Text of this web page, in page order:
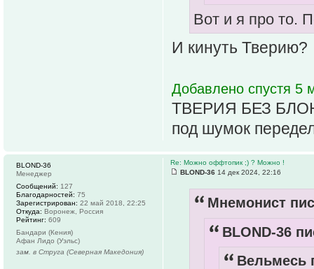
Вот и я про то.
И кинуть Тверию?
Добавлено спустя 5
ТВЕРИЯ БЕЗ
под шумок
Re: Можно оффтопик ;) ? Можно !
BLOND-36 14 дек 2024, 22:16
Мнемонист
BLOND-36
Вельмесь
BLOND-36
Менеджер
Сообщений: 127
Благодарностей: 75
Зарегистрирован: 22 май 2018, 22:25
Откуда: Воронеж, Россия
Рейтинг: 609
Бандари (Кения)
Афан Лидо (Уэльс)
зам. в Струга (Северная Македония)